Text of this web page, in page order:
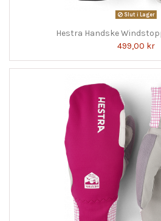
Slut i Lager
Hestra Handske
499,00 kr